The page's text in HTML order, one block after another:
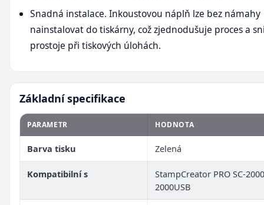
Snadná instalace. Inkoustovou náplň lze bez námahy
nainstalovat do tiskárny, což zjednodušuje proces a
prostoje při tiskových úlohách.
Základní specifikace
PARAMETR HODNOTA
Barva tisku Zelená
Kompatibilní s
StampCreator PRO SC-
2000USB